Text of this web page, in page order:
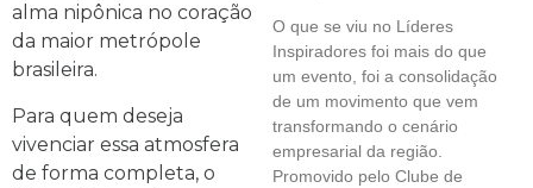
alma nipônica no coração
da maior metrópole
brasileira.
Para quem deseja
vivenciar essa atmosfera
de forma completa, o
O que se viu no Líderes
Inspiradores foi mais do que
um evento, foi a consolidação
de um movimento que vem
transformando o cenário
empresarial da região.
Promovido pelo Clube de